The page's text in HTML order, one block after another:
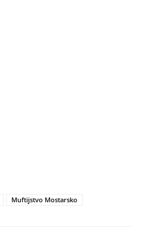
Muftijstvo Mostarsko